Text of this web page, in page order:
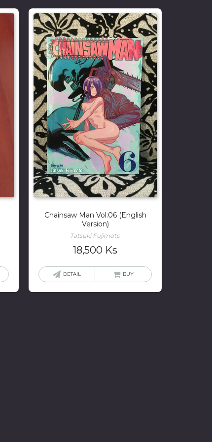
Chainsaw Man Vol.06 (English
Version)
Tatsuki Fujimoto
18,500 Ks
DETAIL BUY